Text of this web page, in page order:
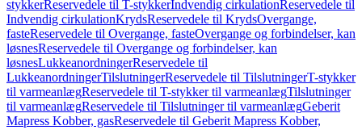
stykkerReservedele til T-stykkerIndvendig cirkulationReservedele til
Indvendig cirkulationKrydsReservedele til KrydsOvergange,
fasteReservedele til Overgange, fasteOvergange og forbindelser, kan
løsnesReservedele til Overgange og forbindelser, kan
løsnesLukkeanordningerReservedele til
LukkeanordningerTilslutningerReservedele til TilslutningerT-stykker
til varmeanlægReservedele til T-stykker til varmeanlægTilslutninger
til varmeanlægReservedele til Tilslutninger til varmeanlægGeberit
Mapress Kobber, gasReservedele til Geberit Mapress Kobber,